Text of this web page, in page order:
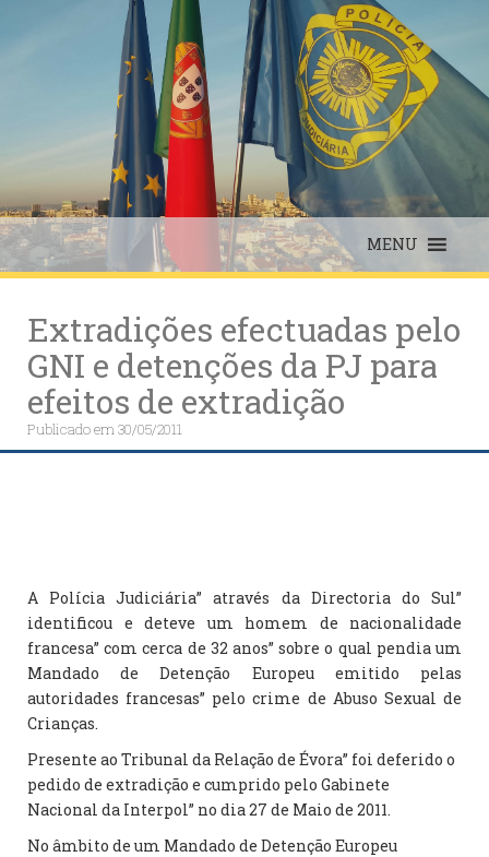
MENU
Extradições efectuadas pelo
GNI e detenções da PJ para
efeitos de extradição
Publicado em30/05/2011
A Polícia Judiciária” através da Directoria do Sul”
identificou e deteve um homem de nacionalidade
francesa” com cerca de 32 anos” sobre o qual pendia um
Mandado de Detenção Europeu emitido pelas
autoridades francesas” pelo crime de Abuso Sexual de
Crianças.
Presente ao Tribunal da Relação de Évora” foi deferido o
pedido de extradição e cumprido pelo Gabinete
Nacional da Interpol” no dia 27 de Maio de 2011.
No âmbito de um Mandado de Detenção Europeu